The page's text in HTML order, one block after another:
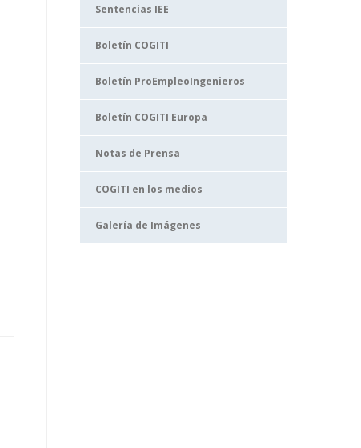
Sentencias IEE
Boletín COGITI
Boletín ProEmpleoIngenieros
Boletín COGITI Europa
Notas de Prensa
COGITI en los medios
Galería de Imágenes